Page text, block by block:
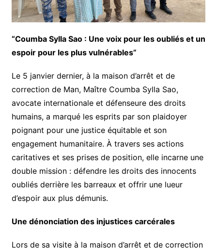
“Coumba Sylla Sao : Une voix pour les oubliés et un
espoir pour les plus vulnérables”
Le 5 janvier dernier, à la maison d’arrêt et de
correction de Man, Maître Coumba Sylla Sao,
avocate internationale et défenseure des droits
humains, a marqué les esprits par son plaidoyer
poignant pour une justice équitable et son
engagement humanitaire. À travers ses actions
caritatives et ses prises de position, elle incarne une
double mission : défendre les droits des innocents
oubliés derrière les barreaux et offrir une lueur
d’espoir aux plus démunis.
Une dénonciation des injustices carcérales
Lors de sa visite à la maison d’arrêt et de correction